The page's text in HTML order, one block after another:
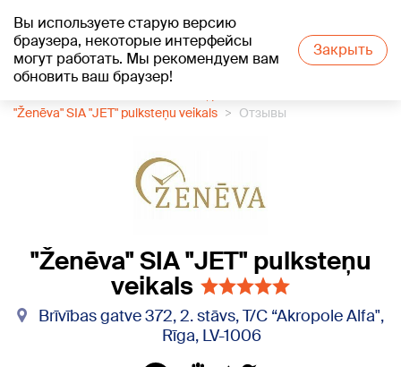
Вы используете старую версию
браузера, некоторые интерфейсы
могут работать. Мы рекомендуем вам
обновить ваш браузер!
Закрыть
+26°C
"Ženēva" SIA "JET" pulksteņu veikals
Отзывы
"Ženēva" SIA "JET" pulksteņu
veikals
Brīvības gatve 372, 2. stāvs, T/C “Akropole Alfa",
Rīga, LV-1006